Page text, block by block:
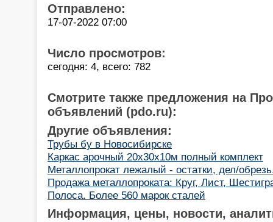
Отправлено:
17-07-2022 07:00
Число просмотров:
сегодня: 4, всего: 782
Смотрите также предложения на
объявлений (pdo.ru):
Другие объявления:
Трубы бу в Новосибирске
Каркас арочный 20х30х10м полный комплект
Металлопрокат лежалый - остатки, дел/
Продажа металлопроката: Круг, Лист,
Полоса. Более 560 марок сталей
Информация, цены, новости,